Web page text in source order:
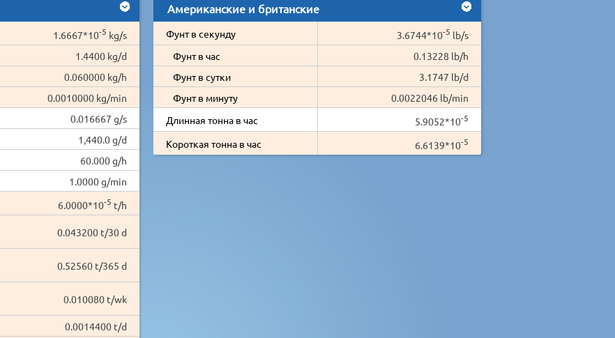
1.6667*10-5 kg/s
1.4400 kg/d
0.060000 kg/h
0.0010000 kg/min
0.016667 g/s
1,440.0 g/d
60.000 g/h
1.0000 g/min
6.0000*10-5 t/h
0.043200 t/30 d
0.52560 t/365 d
0.010080 t/wk
0.0014400 t/d
Американские и британские
Фунт в секунду 3.6744*10-5 lb/s
Фунт в час
0.13228 lb/h
Фунт в сутки
3.1747 lb/d
Фунт в минуту
0.0022046 lb/min
Длинная тонна в час
5.9052*10-5
Короткая тонна в час 6.6139*10-5